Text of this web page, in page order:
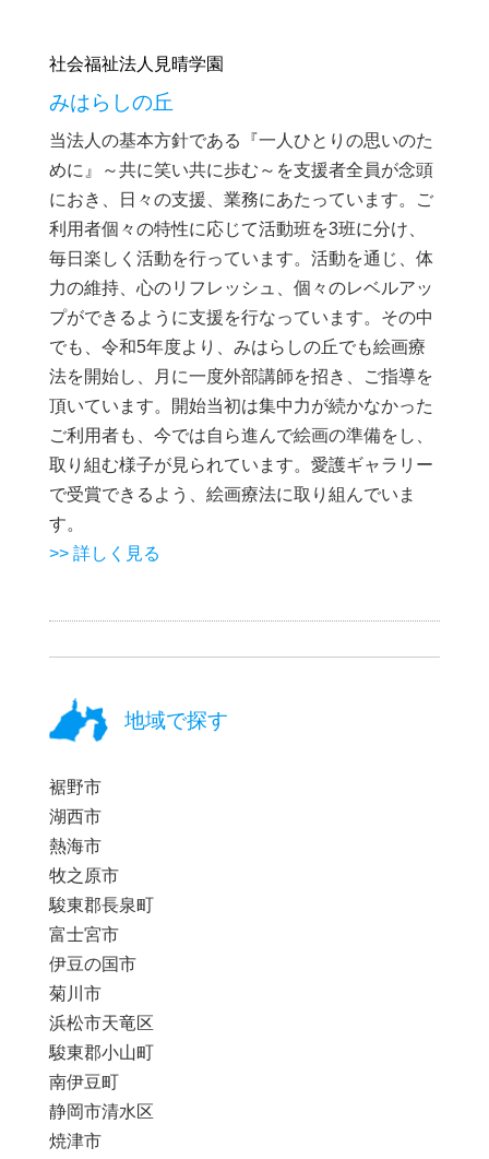
社会福祉法人見晴学園
みはらしの丘
当法人の基本方針である『一人ひとりの思いのた
めに』～共に笑い共に歩む～を支援者全員が念頭
におき、日々の支援、業務にあたっています。ご
利用者個々の特性に応じて活動班を3班に分け、
毎日楽しく活動を行っています。活動を通じ、体
力の維持、心のリフレッシュ、個々のレベルアッ
プができるように支援を行なっています。その中
でも、令和5年度より、みはらしの丘でも絵画療
法を開始し、月に一度外部講師を招き、ご指導を
頂いています。開始当初は集中力が続かなかった
ご利用者も、今では自ら進んで絵画の準備をし、
取り組む様子が見られています。愛護ギャラリー
で受賞できるよう、絵画療法に取り組んでいま
す。
>> 詳しく見る
地域で探す
裾野市
湖西市
熱海市
牧之原市
駿東郡長泉町
富士宮市
伊豆の国市
菊川市
浜松市天竜区
駿東郡小山町
南伊豆町
静岡市清水区
焼津市